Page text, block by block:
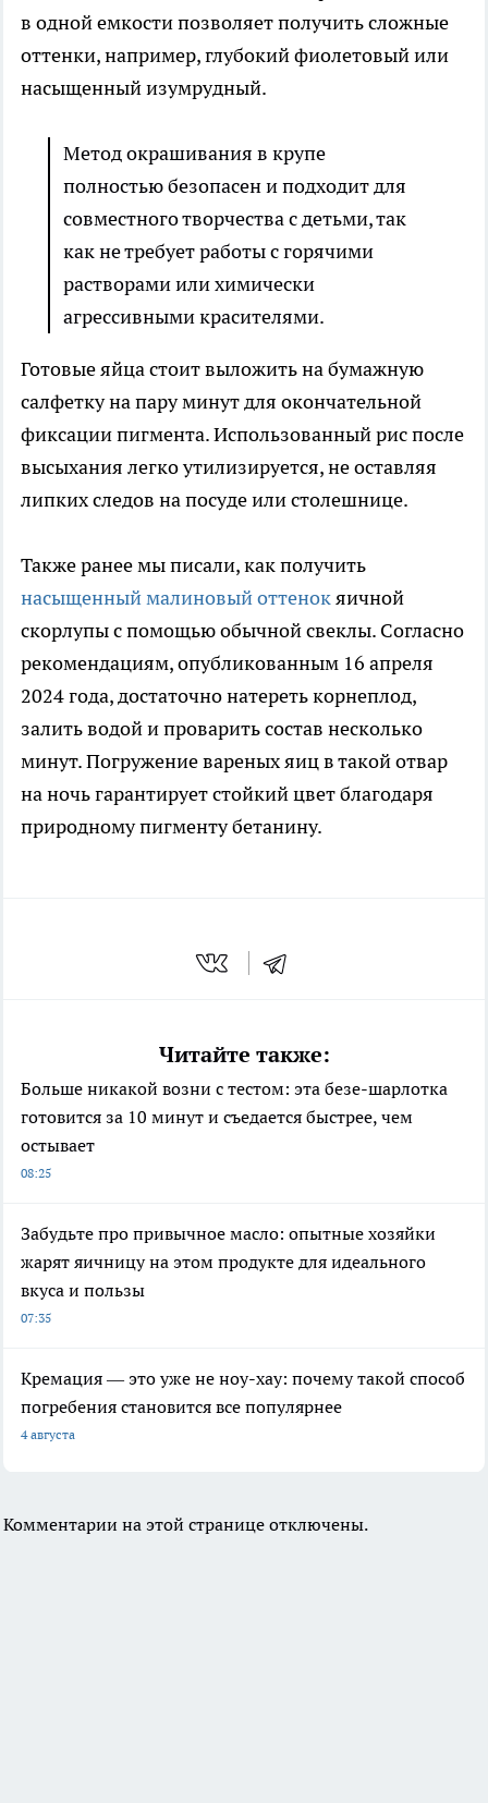
в одной емкости позволяет получить сложные
оттенки, например, глубокий фиолетовый или
насыщенный изумрудный.
Метод окрашивания в крупе
полностью безопасен и подходит для
совместного творчества с детьми, так
как не требует работы с горячими
растворами или химически
агрессивными красителями.
Готовые яйца стоит выложить на бумажную
салфетку на пару минут для окончательной
фиксации пигмента. Использованный рис после
высыхания легко утилизируется, не оставляя
липких следов на посуде или столешнице.
Также ранее мы писали, как получить
насыщенный малиновый оттенокяичной
скорлупы с помощью обычной свеклы. Согласно
рекомендациям, опубликованным 16 апреля
2024 года, достаточно натереть корнеплод,
залить водой и проварить состав несколько
минут. Погружение вареных яиц в такой отвар
на ночь гарантирует стойкий цвет благодаря
природному пигменту бетанину.
Читайте также:
Больше никакой возни с тестом: эта безе-шарлотка
готовится за 10 минут и съедается быстрее, чем
остывает
08:25
Забудьте про привычное масло: опытные хозяйки
жарят яичницу на этом продукте для идеального
вкуса и пользы
07:35
Кремация — это уже не ноу-хау: почему такой способ
погребения становится все популярнее
4 августа
Комментарии на этой странице отключены.